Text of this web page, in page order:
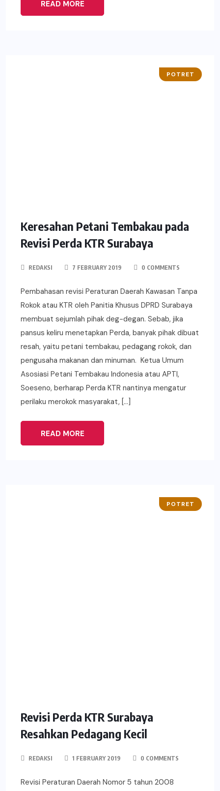
READ MORE
POTRET
Keresahan Petani Tembakau pada
Revisi Perda KTR Surabaya
REDAKSI 7 FEBRUARY 2019 0 COMMENTS
Pembahasan revisi Peraturan Daerah Kawasan Tanpa
Rokok atau KTR oleh Panitia Khusus DPRD Surabaya
membuat sejumlah pihak deg-degan. Sebab, jika
pansus keliru menetapkan Perda, banyak pihak dibuat
resah, yaitu petani tembakau, pedagang rokok, dan
pengusaha makanan dan minuman. Ketua Umum
Asosiasi Petani Tembakau Indonesia atau APTI,
Soeseno, berharap Perda KTR nantinya mengatur
perilaku merokok masyarakat, […]
READ MORE
POTRET
Revisi Perda KTR Surabaya
Resahkan Pedagang Kecil
REDAKSI 1 FEBRUARY 2019 0 COMMENTS
Revisi Peraturan Daerah Nomor 5 tahun 2008